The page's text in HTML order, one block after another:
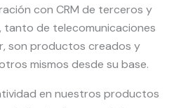
con CRM de terceros y
tanto de telecomunicaciones
son productos creados y
mismos desde su base.
en nuestros productos